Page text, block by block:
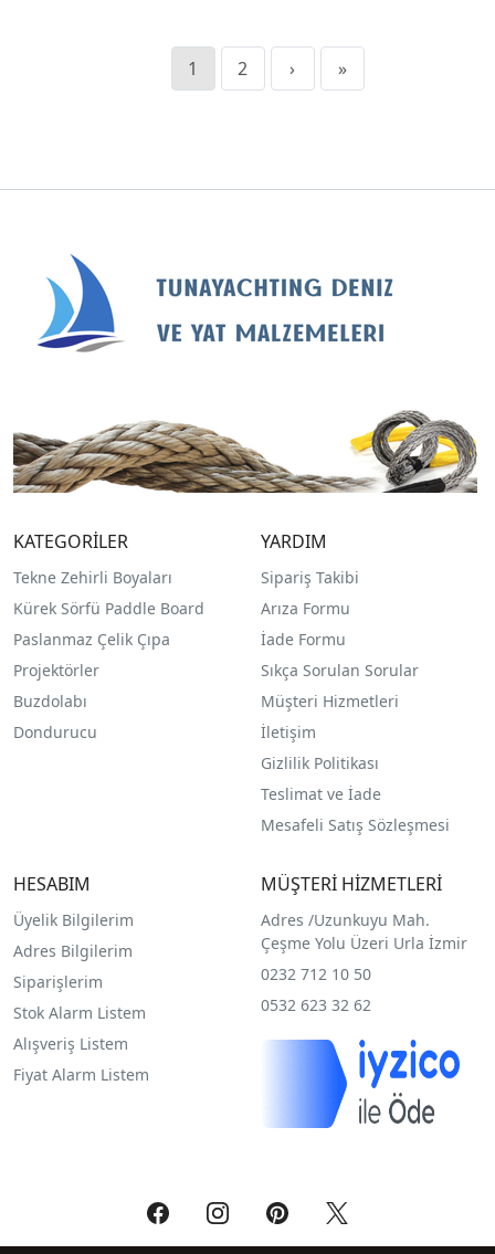
1 2 › »
KATEGORİLER
Tekne Zehirli Boyaları
Kürek Sörfü Paddle Board
Paslanmaz Çelik Çıpa
Projektörler
Buzdolabı
Dondurucu
YARDIM
Sipariş Takibi
Arıza Formu
İade Formu
Sıkça Sorulan Sorular
Müşteri Hizmetleri
İletişim
Gizlilik Politikası
Teslimat ve İade
Mesafeli Satış Sözleşmesi
HESABIM
Üyelik Bilgilerim
Adres Bilgilerim
Siparişlerim
Stok Alarm Listem
Alışveriş Listem
Fiyat Alarm Listem
MÜŞTERİ HİZMETLERİ
Adres /Uzunkuyu Mah.
Çeşme Yolu Üzeri Urla İzmir
0232 712 10 50
0532 623 32 62